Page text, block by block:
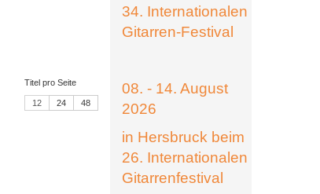
Titel pro Seite
12 24 48
34. Internationalen
Gitarren-Festival
08. - 14. August
2026
in Hersbruck beim
26. Internationalen
Gitarrenfestival